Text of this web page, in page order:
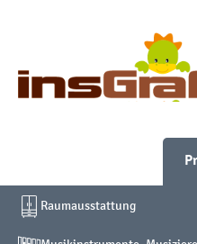
Raumausstattung